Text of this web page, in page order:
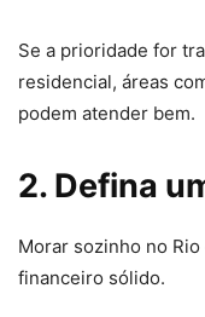
Se a prioridade for
residencial, áreas
podem atender bem.
2. Defina
Morar sozinho no
financeiro sólido.